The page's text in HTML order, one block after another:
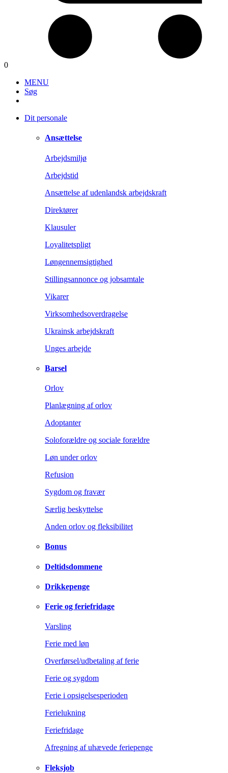
0
MENU
Søg
Dit personale
Ansættelse
Arbejdsmiljø
Arbejdstid
Ansættelse af udenlandsk arbejdskraft
Direktører
Klausuler
Loyalitetspligt
Løngennemsigtighed
Stillingsannonce og jobsamtale
Vikarer
Virksomhedsoverdragelse
Ukrainsk arbejdskraft
Unges arbejde
Barsel
Orlov
Planlægning af orlov
Adoptanter
Soloforældre og sociale forældre
Løn under orlov
Refusion
Sygdom og fravær
Særlig beskyttelse
Anden orlov og fleksibilitet
Bonus
Deltidsdommene
Drikkepenge
Ferie og feriefridage
Varsling
Ferie med løn
Overførsel/udbetaling af ferie
Ferie og sygdom
Ferie i opsigelsesperioden
Ferielukning
Feriefridage
Afregning af uhævede feriepenge
Fleksjob